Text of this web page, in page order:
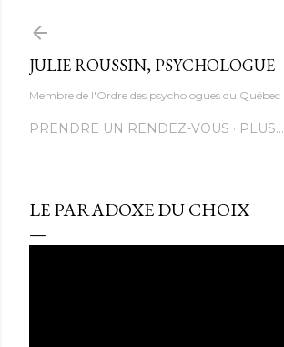
JULIE ROUSSIN, PSYCHOLOGUE
Membre de l'Ordre des psychologues du Québec
PRENDRE UN RENDEZ-VOUS PLUS…
LE PARADOXE DU CHOIX